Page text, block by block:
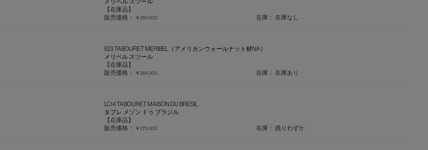
【在庫品】
販売価格：
￥264,000 在庫： 在庫なし
523 TABOURET MERIBEL（アメリカンウォールナット材NA）
メリベル スツール
【在庫品】
販売価格：
￥264,000 在庫： 在庫あり
LC14 TABOURET MAISON DU BRESIL
タブレ メゾン ドゥ ブラジル
【在庫品】
販売価格：
￥275,000 在庫： 残りわずか